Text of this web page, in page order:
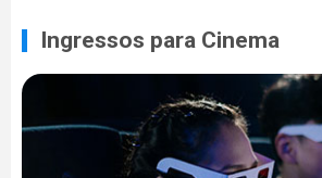
Ingressos para Cinema